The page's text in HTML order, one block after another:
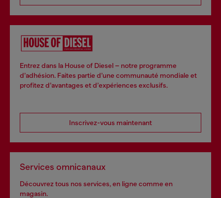
Entrez dans la House of Diesel – notre programme
d’adhésion. Faites partie d’une communauté mondiale et
profitez d’avantages et d’expériences exclusifs.
Inscrivez-vous maintenant
Services omnicanaux
Découvrez tous nos services, en ligne comme en
magasin.